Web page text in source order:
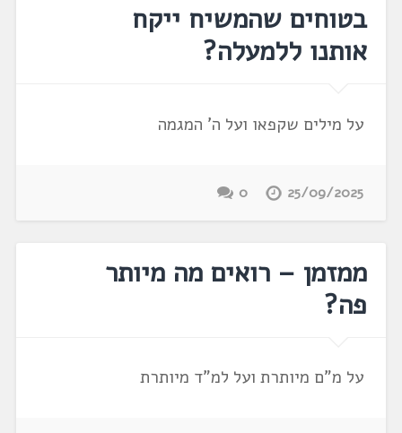
בטוחים שהמשיח ייקח
אותנו ללמעלה?
על מילים שקפאו ועל ה' המגמה
25/09/2025
0
ממזמן – רואים מה מיותר
פה?
על מ"ם מיותרת ועל למ"ד מיותרת